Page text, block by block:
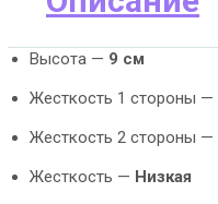
Высота — 9 см
Жесткость 1 стороны —
Жесткость 2 стороны —
Жесткость — Низкая